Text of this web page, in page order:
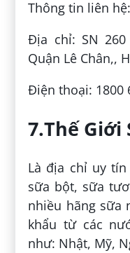
Thông tin liên hệ:
Địa chỉ: SN 260
Quận Lê Chân,,
Điện thoại: 1800
7.Thế Giới
Là địa chỉ uy tín
sữa bột, sữa
nhiều hãng sữa
khẩu từ các
như: Nhật, Mỹ,